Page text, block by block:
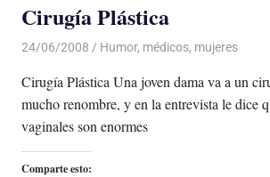
Cirugía Plástica
24/06/2008 Luis Castellanos
Humor, médicos, mujeres
Cirugía Plástica Una joven dama va a un
mucho renombre, y en la entrevista le dice
vaginales son enormes
Comparte esto: